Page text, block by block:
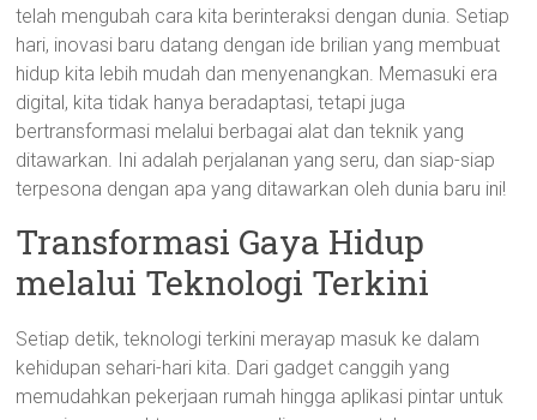
telah mengubah cara kita berinteraksi dengan dunia. Setiap
hari, inovasi baru datang dengan ide brilian yang membuat
hidup kita lebih mudah dan menyenangkan. Memasuki era
digital, kita tidak hanya beradaptasi, tetapi juga
bertransformasi melalui berbagai alat dan teknik yang
ditawarkan. Ini adalah perjalanan yang seru, dan siap-siap
terpesona dengan apa yang ditawarkan oleh dunia baru ini!
Transformasi Gaya Hidup
melalui Teknologi Terkini
Setiap detik, teknologi terkini merayap masuk ke dalam
kehidupan sehari-hari kita. Dari gadget canggih yang
memudahkan pekerjaan rumah hingga aplikasi pintar untuk